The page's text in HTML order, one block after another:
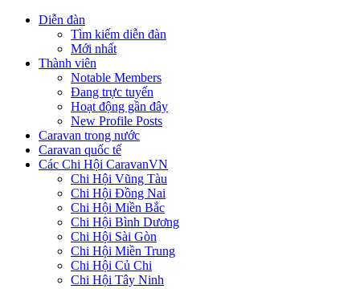
Diễn đàn
Tìm kiếm diễn đàn
Mới nhất
Thành viên
Notable Members
Đang trực tuyến
Hoạt động gần đây
New Profile Posts
Caravan trong nước
Caravan quốc tế
Các Chi Hội CaravanVN
Chi Hội Vũng Tàu
Chi Hội Đồng Nai
Chi Hội Miền Bắc
Chi Hội Bình Dương
Chi Hội Sài Gòn
Chi Hội Miền Trung
Chi Hội Củ Chi
Chi Hội Tây Ninh